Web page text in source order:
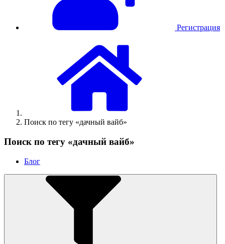
Регистрация
Поиск по тегу «дачный вайб»
Поиск по тегу «дачный вайб»
Блог